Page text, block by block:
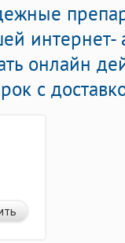
интернет-
онлайн
с